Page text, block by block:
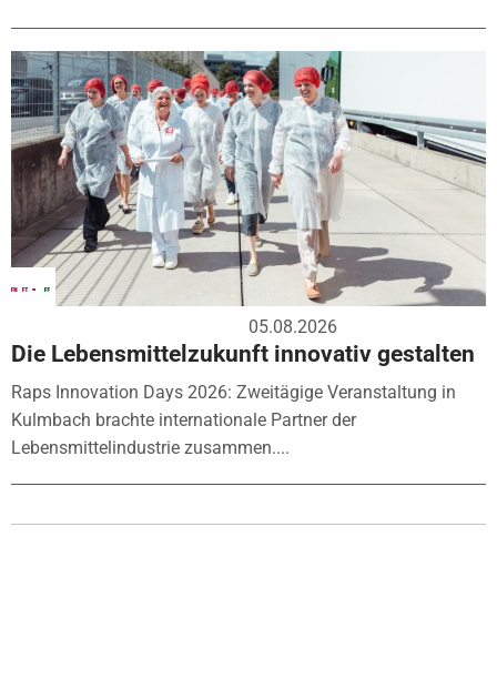
05.08.2026
Die Lebensmittelzukunft innovativ gestalten
Raps Innovation Days 2026: Zweitägige Veranstaltung in
Kulmbach brachte internationale Partner der
Lebensmittelindustrie zusammen....